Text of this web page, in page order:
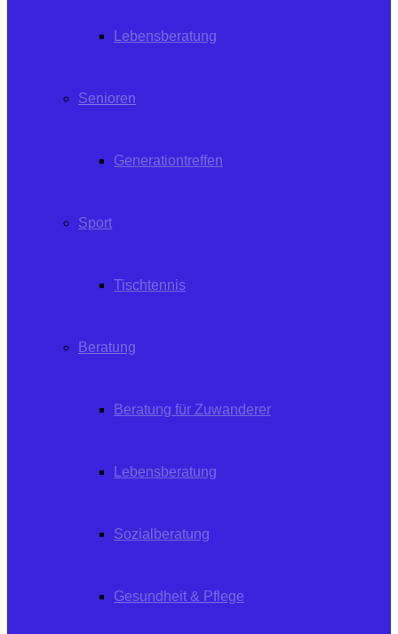
Lebensberatung
Senioren
Generationtreffen
Sport
Tischtennis
Beratung
Beratung für Zuwanderer
Lebensberatung
Sozialberatung
Gesundheit & Pflege